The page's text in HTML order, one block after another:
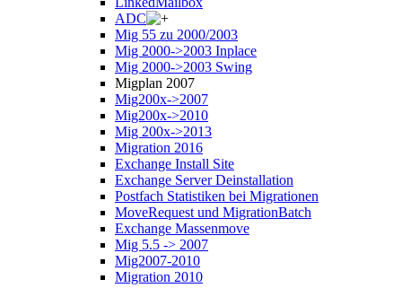
ADC
Mig 55 zu 2000/2003
Mig 2000->2003 Inplace
Mig 2000->2003 Swing
Migplan 2007
Mig200x->2007
Mig200x->2010
Mig 200x->2013
Migration 2016
Exchange Install Site
Exchange Server Deinstallation
Postfach Statistiken bei Migrationen
MoveRequest und MigrationBatch
Exchange Massenmove
Mig 5.5 -> 2007
Mig2007-2010
Migration 2010